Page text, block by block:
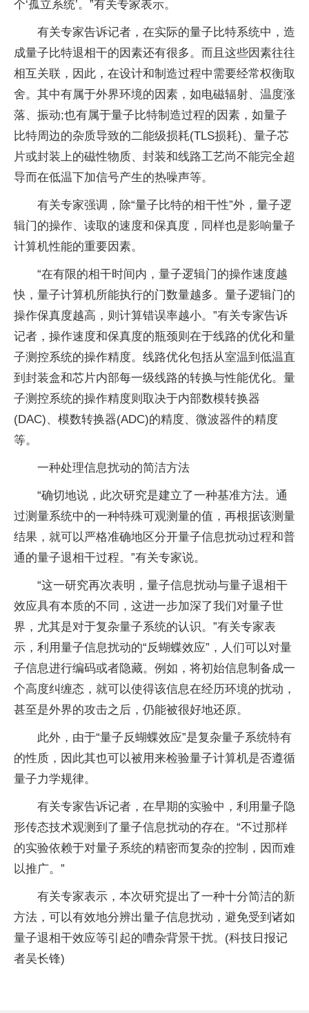
个‘孤立系统’。”有关专家表示。
有关专家告诉记者，在实际的量子比特系统中，造
成量子比特退相干的因素还有很多。而且这些因素往往
相互关联，因此，在设计和制造过程中需要经常权衡取
舍。其中有属于外界环境的因素，如电磁辐射、温度涨
落、振动;也有属于量子比特制造过程的因素，如量子
比特周边的杂质导致的二能级损耗(TLS损耗)、 量子芯
片或封装上的磁性物质、封装和线路工艺尚不能完全超
导而在低温下加信号产生的热噪声等。
有关专家强调，除“量子比特的相干性”外， 量子逻
辑门的操作、读取的速度和保真度，同样也是影响量子
计算机性能的重要因素。
“在有限的相干时间内， 量子逻辑门的操作速度越
快， 量子计算机所能执行的门数量越多。 量子逻辑门的
操作保真度越高，则计算错误率越小。”有关专家告诉
记者，操作速度和保真度的瓶颈则在于线路的优化和量
子测控系统的操作精度。线路优化包括从室温到低温直
到封装盒和芯片内部每一级线路的转换与性能优化。 量
子测控系统的操作精度则取决于内部数模转换器
(DAC)、模数转换器(ADC)的精度、微波器件的精度
等。
一种处理信息扰动的简洁方法
“确切地说，此次研究是建立了一种基准方法。通
过测量系统中的一种特殊可观测量的值，再根据该测量
结果，就可以严格准确地区分开量子信息扰动过程和普
通的量子退相干过程。”有关专家说。
“这一研究再次表明， 量子信息扰动与量子退相干
效应具有本质的不同，这进一步加深了我们对量子世
界，尤其是对于复杂量子系统的认识。”有关专家表
示，利用量子信息扰动的“反蝴蝶效应”，人们可以对量
子信息进行编码或者隐藏。例如，将初始信息制备成一
个高度纠缠态，就可以使得该信息在经历环境的扰动，
甚至是外界的攻击之后，仍能被很好地还原。
此外，由于“量子反蝴蝶效应”是复杂量子系统特有
的性质，因此其也可以被用来检验量子计算机是否遵循
量子力学规律。
有关专家告诉记者，在早期的实验中，利用量子隐
形传态技术观测到了量子信息扰动的存在。“不过那样
的实验依赖于对量子系统的精密而复杂的控制，因而难
以推广。”
有关专家表示，本次研究提出了一种十分简洁的新
方法，可以有效地分辨出量子信息扰动，避免受到诸如
量子退相干效应等引起的嘈杂背景干扰。(科技日报记
者吴长锋)